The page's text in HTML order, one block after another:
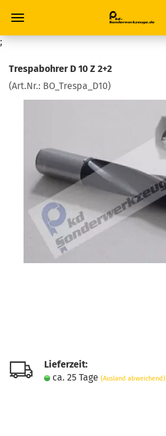
;
Trespabohrer D 10 Z 2+2
(Art.Nr.: BO_Trespa_D10)
Lieferzeit:
ca. 25 Tage (Ausland abweichend)